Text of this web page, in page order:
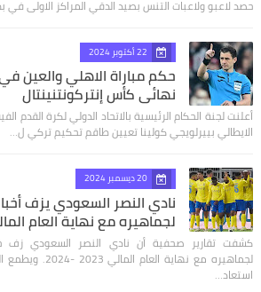
حصد لاعبو ولاعبات التنس بصيد الدقي المراكز الاولى
22 أكتوبر 2024
حكم مباراة الاهلي والعين
نهائى كأس إنتركونتنينتال
أعلنت لجنة الحكام الرئيسية بالاتحاد الدولي لكرة القدم
الايطالي بييرلويجي كولينا تعيين طاقم تحكيم تركي ل…
20 ديسمبر 2024
نادي النصر السعودي يزف
لجماهيره مع نهاية العام
كشفت تقارير صحفية أن نادي النصر السعودي زف
لجماهيره مع نهاية العام
استعاد…